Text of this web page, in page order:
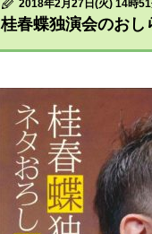
2018年2月27日(火) 14時
桂春蝶独演会のお